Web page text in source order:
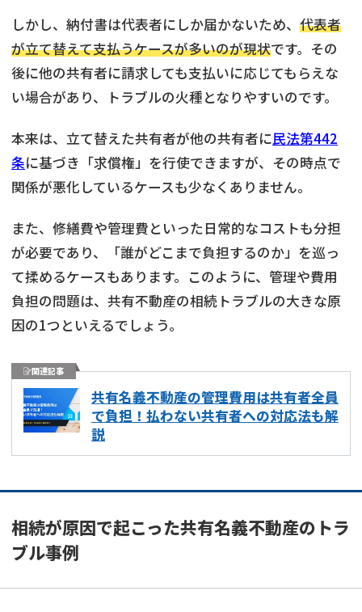
しかし、納付書は代表者にしか届かないため、 代表者
が立て替えて支払うケースが多いのが現状です。その
後に他の共有者に請求しても支払いに応じてもらえな
い場合があり、トラブルの火種となりやすいのです。
本来は、立て替えた共有者が他の共有者に民法第442
条に基づき「求償権」を行使できますが、その時点で
関係が悪化しているケースも少なくありません。
また、修繕費や管理費といった日常的なコストも分担
が必要であり、「誰がどこまで負担するのか」を巡っ
て揉めるケースもあります。このように、管理や費用
負担の問題は、共有不動産の相続トラブルの大きな原
因の1つといえるでしょう。
関連記事
共有名義不動産の管理費用は共有者全員
で負担！払わない共有者への対応法も解
説
相続が原因で起こった共有名義不動産のトラ
ブル事例